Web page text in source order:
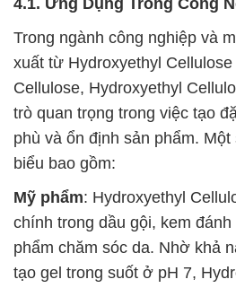
4.1. Ứng Dụng Trong Công
Trong ngành công nghiệp và
xuất từ Hydroxyethyl
Cellulose, Hydroxyethyl
trò quan trọng trong việc tạo
phù và ổn định sản phẩm.
biểu bao gồm:
Mỹ phẩm: Hydroxyethyl
chính trong dầu gội, kem
phẩm chăm sóc da. Nhờ khả
tạo gel trong suốt ở pH 7,